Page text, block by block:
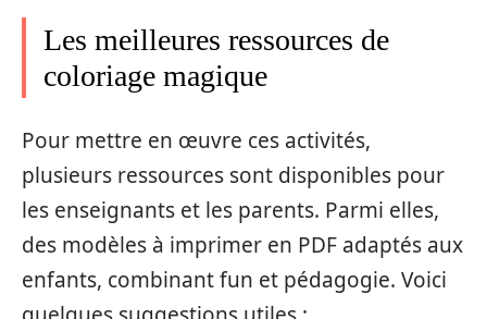
Les meilleures ressources de
coloriage magique
Pour mettre en œuvre ces activités,
plusieurs ressources sont disponibles pour
les enseignants et les parents. Parmi elles,
des modèles à imprimer en PDF adaptés aux
enfants, combinant fun et pédagogie. Voici